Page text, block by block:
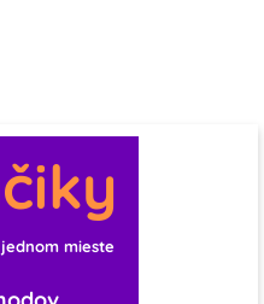
0
0
1
mieste